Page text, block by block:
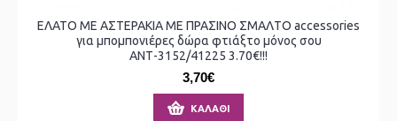
ΕΛΑΤΟ ΜΕ ΑΣΤΕΡΑΚΙΑ ΜΕ ΠΡΑΣΙΝΟ ΣΜΑΛΤΟ accessories
για μπομπονιέρες δώρα φτιάξτο μόνος σου
ΑΝΤ-3152/41225 3.70€!!!
3,70€
ΚΑΛΆΘΙ